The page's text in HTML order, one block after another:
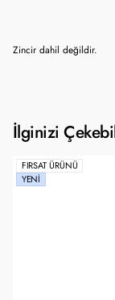
Zincir dahil değildir.
İlginizi
FIRSAT ÜRÜNÜ
YENI